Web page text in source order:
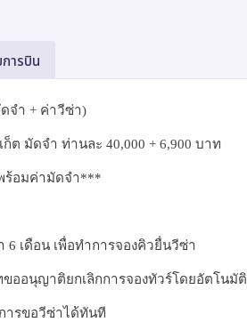
ารบิน
จำ + ค่าวีซ่า)
ก็ต มัดจำ ท่านละ 40,000 + 6,900 บาท
ร้อมค่ามัดจำ***
เดือน เพื่อทำการจองคิวยื่นวีซ่า
ออนุญาติยกเลิกการจองทัวร์โดยอัตโนมัติ
ารขอวีซ่าได้ทันที